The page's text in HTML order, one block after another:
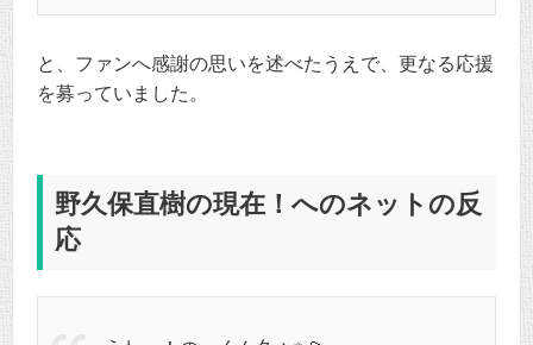
と、ファンへ感謝の思いを述べたうえで、更なる応援
を募っていました。
野久保直樹の現在！へのネットの反
応